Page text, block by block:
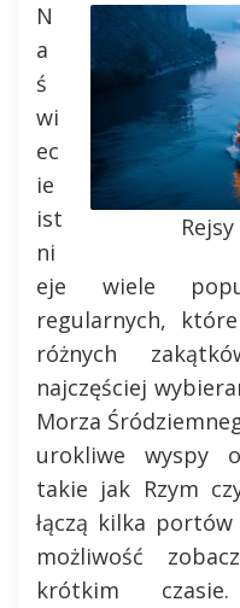
N
a
ś
wi
ec
ie
ist
ni
eje wiele
regularnych,
różnych
najczęściej
Morza
urokliwe wyspy
takie jak Rzym
łączą kilka
możliwość
krótkim